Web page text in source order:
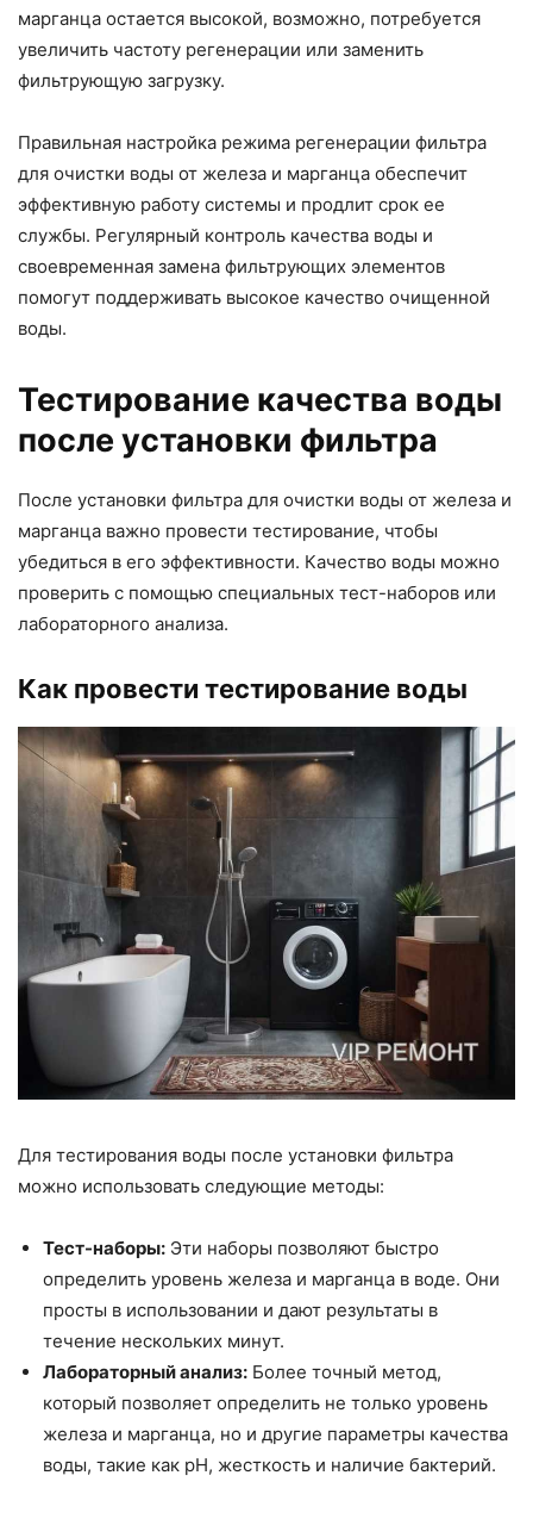
марганца остается высокой, возможно, потребуется
увеличить частоту регенерации или заменить
фильтрующую загрузку.
Правильная настройка режима регенерации фильтра
для очистки воды от железа и марганца обеспечит
эффективную работу системы и продлит срок ее
службы. Регулярный контроль качества воды и
своевременная замена фильтрующих элементов
помогут поддерживать высокое качество очищенной
воды.
Тестирование качества воды
после установки фильтра
После установки фильтра для очистки воды от железа и
марганца важно провести тестирование, чтобы
убедиться в его эффективности. Качество воды можно
проверить с помощью специальных тест-наборов или
лабораторного анализа.
Как провести тестирование воды
Для тестирования воды после установки фильтра
можно использовать следующие методы:
Тест-наборы: Эти наборы позволяют быстро
определить уровень железа и марганца в воде. Они
просты в использовании и дают результаты в
течение нескольких минут.
Лабораторный анализ: Более точный метод,
который позволяет определить не только уровень
железа и марганца, но и другие параметры качества
воды, такие как pH, жесткость и наличие бактерий.